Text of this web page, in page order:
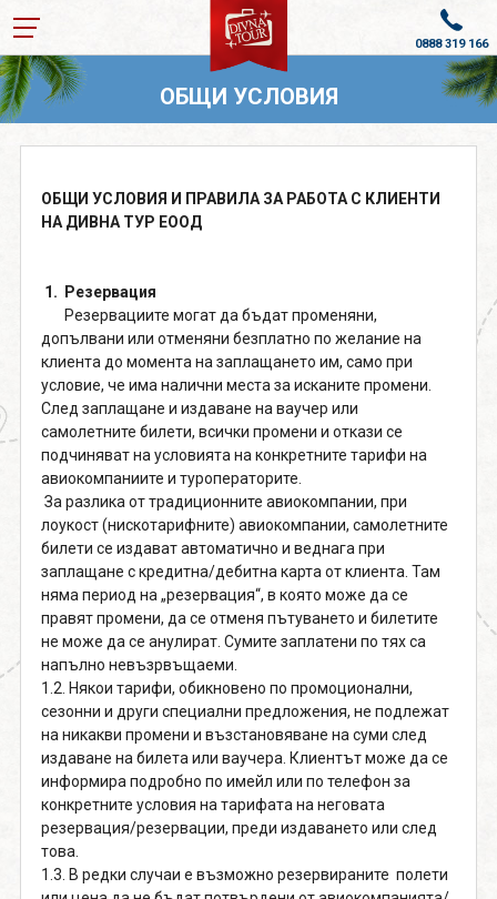
0888 319 166
ПОЧИВКИ В ТУРЦИЯ 2026
КРУИЗИ
ПОЧИВКИ И ЕКСКУРЗИИ
ОЩЕ
За нас
Лиценз
Банкова сметка
Общи условия
Политика за
поверителност
Контакти
0888 319166 Запитване
СВЪРЖИ СЕ С НАС
ОБЩИ УСЛОВИЯ
ОБЩИ УСЛОВИЯ И ПРАВИЛА ЗА РАБОТА С КЛИЕНТИ
НА ДИВНА ТУР ЕООД
1. Резервация
Резервациите могат да бъдат променяни,
допълвани или отменяни безплатно по желание на
клиента до момента на заплащането им, само при
условие, че има налични места за исканите промени.
След заплащане и издаване на ваучер или
самолетните билети, всички промени и откази се
подчиняват на условията на конкретните тарифи на
авиокомпаниите и туроператорите.
За разлика от традиционните авиокомпании, при
лоукост (нискотарифните) авиокомпании, самолетните
билети се издават автоматично и веднага при
заплащане с кредитна/дебитна карта от клиента. Там
няма период на „резервация“, в която може да се
правят промени, да се отменя пътуването и билетите
не може да се анулират. Сумите заплатени по тях са
напълно невъзрвъщаеми.
1.2. Някои тарифи, обикновено по промоционални,
сезонни и други специални предложения, не подлежат
на никакви промени и възстановяване на суми след
издаване на билета или ваучера. Клиентът може да се
информира подробно по имейл или по телефон за
конкретните условия на тарифата на неговата
резервация/резервации, преди издаването или след
това.
1.3. В редки случаи е възможно резервираните полети